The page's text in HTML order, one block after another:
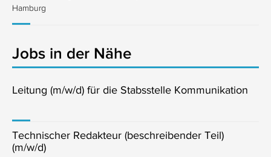
Hamburg
Jobs in der Nähe
Leitung (m/w/d) für die Stabsstelle Kommunikation
Technischer Redakteur (beschreibender Teil)
(m/w/d)